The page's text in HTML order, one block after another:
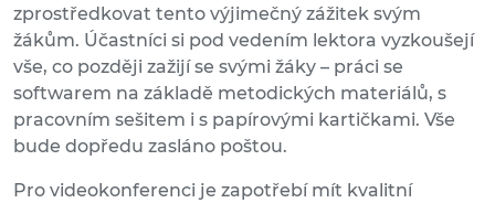
zprostředkovat tento výjimečný zážitek svým
žákům. Účastníci si pod vedením lektora vyzkoušejí
vše, co později zažijí se svými žáky – práci se
softwarem na základě metodických materiálů, s
pracovním sešitem i s papírovými kartičkami. Vše
bude dopředu zasláno poštou.
Pro videokonferenci je zapotřebí mít kvalitní